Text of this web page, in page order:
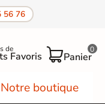
56 76
de
Favoris Panier
0
Notre boutique